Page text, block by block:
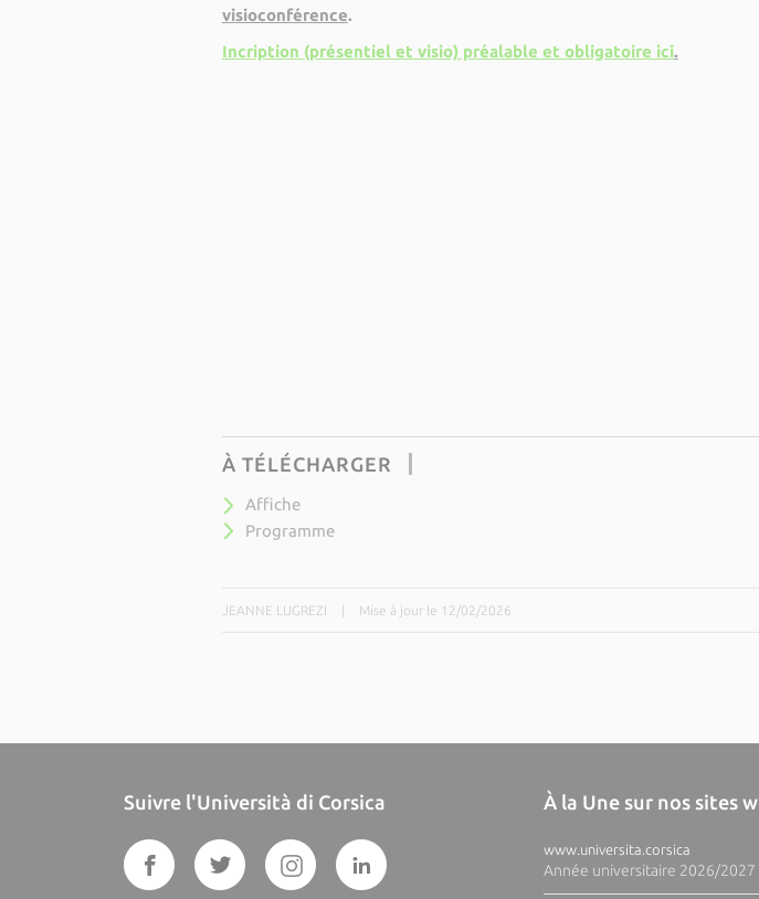
visioconférence.
Incription (présentiel et visio) préalable et obligatoire ici.
À TÉLÉCHARGER
Affiche
Programme
JEANNE LUGREZI Mise à jour le 12/02/2026
Suivre l'Università di Corsica À la Une sur nos sites
www.universita.corsica
Année universitaire 2026/